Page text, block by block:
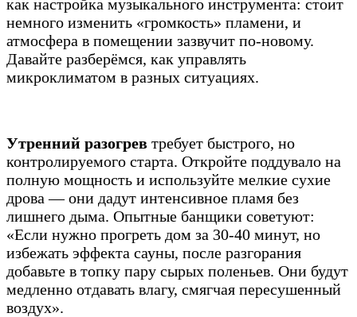
как настройка музыкального инструмента: стоит
немного изменить «громкость» пламени, и
атмосфера в помещении зазвучит по-новому.
Давайте разберёмся, как управлять
микроклиматом в разных ситуациях.
Утренний разогрев требует быстрого, но
контролируемого старта. Откройте поддувало на
полную мощность и используйте мелкие сухие
дрова — они дадут интенсивное пламя без
лишнего дыма. Опытные банщики советуют:
«Если нужно прогреть дом за 30-40 минут, но
избежать эффекта сауны, после разгорания
добавьте в топку пару сырых поленьев. Они будут
медленно отдавать влагу, смягчая пересушенный
воздух».